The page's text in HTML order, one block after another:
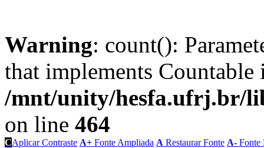
Warning: count():
that implements Countable
/mnt/unity/hesfa.ufrj.br/
on line 464
CAplicar Contraste A+ Fonte Ampliada A Restaurar Fonte A- Fonte